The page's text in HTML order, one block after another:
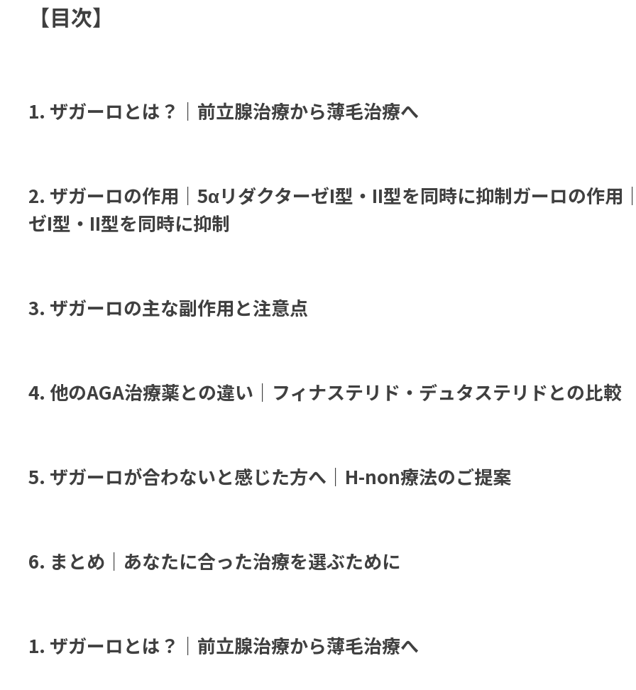
【目次】
1. ザガーロとは？｜前立腺治療から薄毛治療へ
2. ザガーロの作用｜5αリダクターゼI型・II型を同時に抑制ガーロの作用
ゼI型・II型を同時に抑制
3. ザガーロの主な副作用と注意点
4. 他のAGA治療薬との違い｜フィナステリド・デュタステリドとの比較
5. ザガーロが合わないと感じた方へ｜H-non療法のご提案
6. まとめ｜あなたに合った治療を選ぶために
1. ザガーロとは？｜前立腺治療から薄毛治療へ